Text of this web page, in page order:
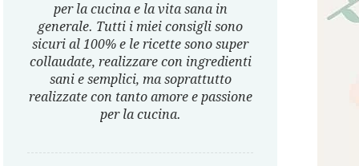
per la cucina e la vita sana in
generale. Tutti i miei consigli sono
sicuri al 100% e le ricette sono super
collaudate, realizzare con ingredienti
sani e semplici, ma soprattutto
realizzate con tanto amore e passione
per la cucina.